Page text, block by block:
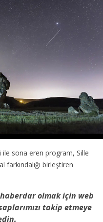
ile sona eren program, Sille
farkındalığı birleştiren
olmak için web
takip etmeye